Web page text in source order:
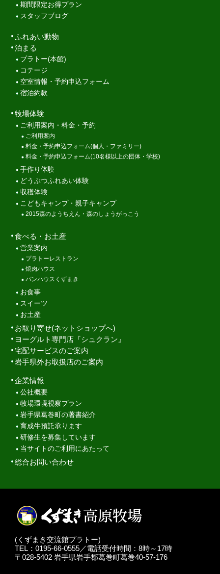
期間限定お得プラン
スタッフブログ
ふれあい動物
泊まる
プラトー(本館)
コテージ
空室情報・予約申込フォーム
宿泊約款
牧場体験
ご利用案内・料金・予約
ご利用案内
料金・予約申込フォーム(個人・ファミリー)
料金・予約申込フォーム(10名様以上の団体・学校)
手作り体験
どうぶつふれあい体験
収穫体験
こどもキャンプ・親子キャンプ
2015森のようちえん・森のしょうがっこう
食べる・お土産
営業案内
プラトーレストラン
焼肉ハウス
パンハウスくずまき
お食事
スイーツ
お土産
お取り寄せ(ネットショップへ)
ヨーグルト専門店『シュクラン』
宅配サービスのご案内
岩手県外お取扱店のご案内
企業情報
公社概要
牧場環境視察プラン
岩手県葛巻町の著書紹介
育成牛預託承ります
研修生を募集しています
当サイトのご利用にあたって
総合お問い合わせ
(くずまき交流館プラトー)
TEL：0195-66-0555／電話受付時間：8時～17時
〒028-5402 岩手県岩手郡葛巻町葛巻40-57-176